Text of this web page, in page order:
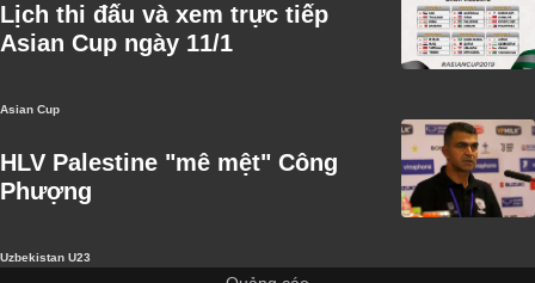
Lịch thi đấu và xem trực tiếp
Asian Cup ngày 11/1
Asian Cup
HLV Palestine "mê mệt" Công
Phượng
Uzbekistan U23